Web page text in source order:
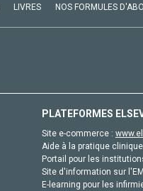
LIVRES NOS FORMULES
PLATEFORMES
Site e-commerce :
Aide à la pratique
Portail pour les
Site d'information sur
E-learning pour les